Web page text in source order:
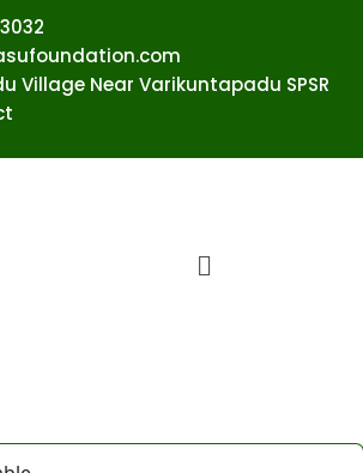
Village Near Varikuntapadu SPSR